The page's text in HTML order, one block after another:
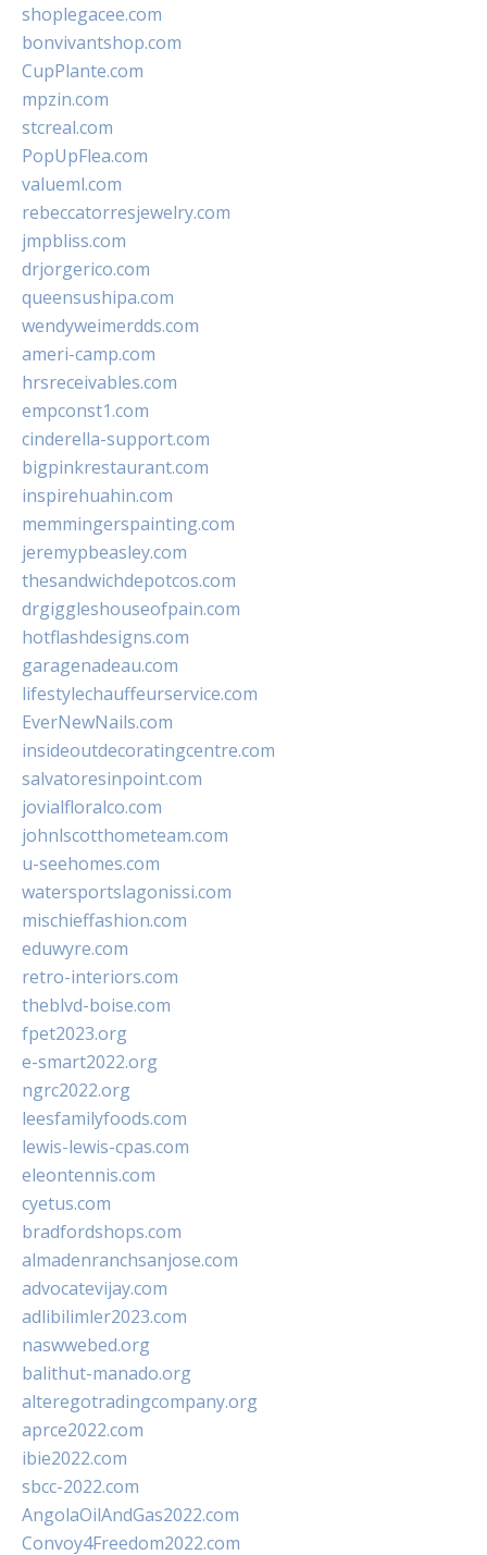
shoplegacee.com
bonvivantshop.com
CupPlante.com
mpzin.com
stcreal.com
PopUpFlea.com
valueml.com
rebeccatorresjewelry.com
jmpbliss.com
drjorgerico.com
queensushipa.com
wendyweimerdds.com
ameri-camp.com
hrsreceivables.com
empconst1.com
cinderella-support.com
bigpinkrestaurant.com
inspirehuahin.com
memmingerspainting.com
jeremypbeasley.com
thesandwichdepotcos.com
drgiggleshouseofpain.com
hotflashdesigns.com
garagenadeau.com
lifestylechauffeurservice.com
EverNewNails.com
insideoutdecoratingcentre.com
salvatoresinpoint.com
jovialfloralco.com
johnlscotthometeam.com
u-seehomes.com
watersportslagonissi.com
mischieffashion.com
eduwyre.com
retro-interiors.com
theblvd-boise.com
fpet2023.org
e-smart2022.org
ngrc2022.org
leesfamilyfoods.com
lewis-lewis-cpas.com
eleontennis.com
cyetus.com
bradfordshops.com
almadenranchsanjose.com
advocatevijay.com
adlibilimler2023.com
naswwebed.org
balithut-manado.org
alteregotradingcompany.org
aprce2022.com
ibie2022.com
sbcc-2022.com
AngolaOilAndGas2022.com
Convoy4Freedom2022.com